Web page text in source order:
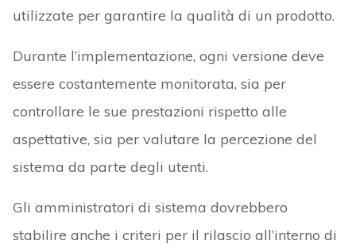
utilizzate per garantire la qualità di un prodotto.
Durante l’implementazione, ogni versione deve
essere costantemente monitorata, sia per
controllare le sue prestazioni rispetto alle
aspettative, sia per valutare la percezione del
sistema da parte degli utenti.
Gli amministratori di sistema dovrebbero
stabilire anche i criteri per il rilascio all’interno di